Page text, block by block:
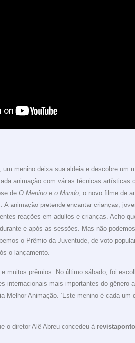
um menino deixa sua aldeia e descobre um
animação com várias técnicas artísticas
de O Menino e o Mundo, o novo filme de
A animação pretende encantar crianças,
reações em adultos e crianças. Acho
e após as sessões. Mas não
o Prêmio da Juventude, de voto
o lançamento.
muitos prêmios. No último sábado, foi
internacionais mais importantes do gênero
Melhor Animação. ‘Este menino é cada
o diretor Alê Abreu concedeu à